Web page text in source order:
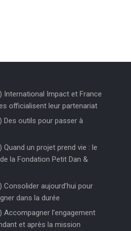
International Impact et France
officialisent leur partenariat
Des outils pour passer à
Quand un projet prend vie : le
la Fondation Petit Dan &
Consolider aujourd’hui pour
dans la durée
Accompagner l’engagement
et après la mission